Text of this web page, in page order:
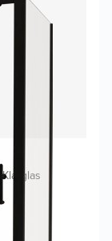
Klarglas